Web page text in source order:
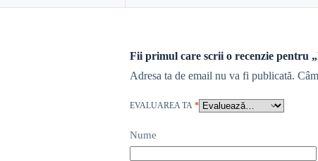
Fii primul care scrii o recenzie pentru
Adresa ta de email nu va fi publicată.
EVALUAREA TA *
Nume